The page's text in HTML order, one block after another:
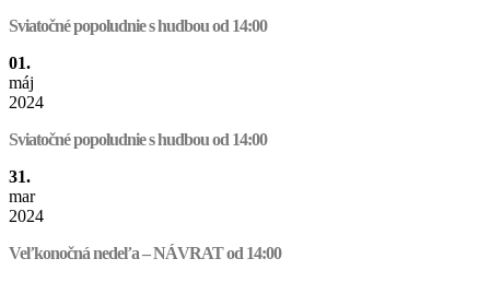
Sviatočné popoludnie s hudbou od 14:00
01.
máj
2024
Sviatočné popoludnie s hudbou od 14:00
31.
mar
2024
Veľkonočná nedeľa – NÁVRAT od 14:00